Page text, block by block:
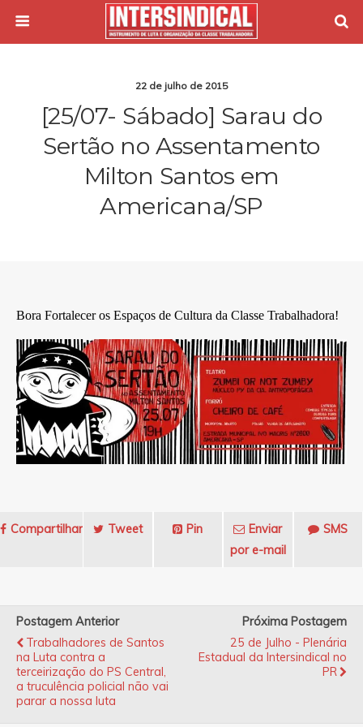
22 de julho de 2015
[25/07- Sábado] Sarau do
Sertão no Assentamento
Milton Santos em
Americana/SP
Bora Fortalecer os Espaços de Cultura da Classe Trabalhadora!
Compartilhar Tweet Pin
Enviar
por e-mail
SMS
Postagem Anterior
Trabalhadores de Santos
na Luta contra a
terceirização do PS Central,
a truculência policial não vai
parar a nossa luta
Próxima Postagem
25 de Julho - Plenária
Estadual da Intersindical no
PR